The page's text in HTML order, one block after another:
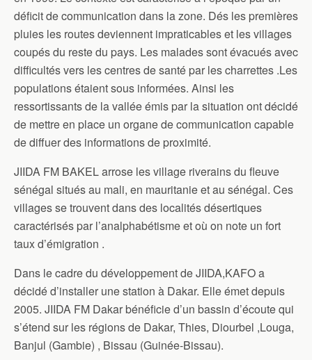
déficit de communication dans la zone. Dés les premières
pluies les routes deviennent impraticables et les villages
coupés du reste du pays. Les malades sont évacués avec
difficultés vers les centres de santé par les charrettes .Les
populations étaient sous informées. Ainsi les
ressortissants de la vallée émis par la situation ont décidé
de mettre en place un organe de communication capable
de diffuer des informations de proximité.
JIIDA FM BAKEL arrose les village riverains du fleuve
sénégal situés au mali, en mauritanie et au sénégal. Ces
villages se trouvent dans des localités désertiques
caractérisés par l’analphabétisme et où on note un fort
taux d’émigration .
Dans le cadre du développement de JIIDA,KAFO a
décidé d’installer une station à Dakar. Elle émet depuis
2005. JIIDA FM Dakar bénéficie d’un bassin d’écoute qui
s’étend sur les régions de Dakar, Thies, Diourbel ,Louga,
Banjul (Gambie) , Bissau (Guinée-Bissau).